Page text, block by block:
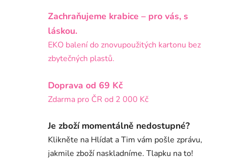
Zachraňujeme krabice – pro vás, s
láskou.
EKO balení do znovupoužitých kartonu bez
zbytečných plastů.
Doprava od 69 Kč
Zdarma pro ČR od 2 000 Kč
Je zboží momentálně nedostupné?
Klikněte na Hlídat a Tim vám pošle zprávu,
jakmile zboží naskladníme. Tlapku na to!